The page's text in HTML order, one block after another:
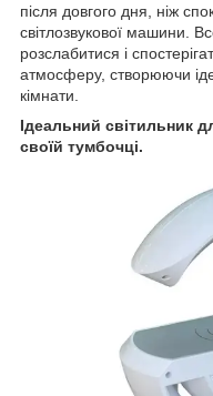
після довгого дня, ніж
світлозвукової машини.
розслабитися і
атмосферу, створюючи
кімнати.
Ідеальний світильник
своїй тумбочці.